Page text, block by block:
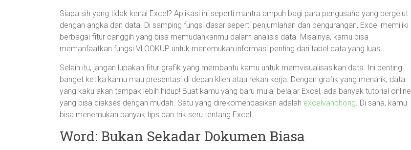
Siapa sih yang tidak kenal Excel? Aplikasi ini seperti mantra ampuh bagi para pengusaha yang bergelut
dengan angka dan data. Di samping fungsi dasar seperti penjumlahan dan pengurangan, Excel memiliki
berbagai fitur canggih yang bisa memudahkanmu dalam analisis data. Misalnya, kamu bisa
memanfaatkan fungsi VLOOKUP untuk menemukan informasi penting dari tabel data yang luas.
Selain itu, jangan lupakan fitur grafik yang membantu kamu untuk memvisualisasikan data. Ini penting
banget ketika kamu mau presentasi di depan klien atau rekan kerja. Dengan grafik yang menarik, data
yang kaku akan tampak lebih hidup! Buat kamu yang baru mulai belajar Excel, ada banyak tutorial online
yang bisa diakses dengan mudah. Satu yang direkomendasikan adalah excelvanphong. Di sana, kamu
bisa menemukan banyak tips dan trik seru tentang Excel.
Word: Bukan Sekadar Dokumen Biasa